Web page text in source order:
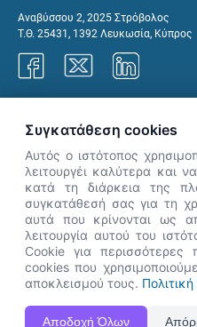
Αναβύσσου 2, 2025 Στρόβολος
Τ.Θ. 25431, 1392 Λευκωσία, Κύπρος
Η Ιστοσελίδα ΑνΑΔ είναι πλήρως συμβατή με
Apple Safari καθώς και Internet Explorer.
👋
Πες
σήμερα.
Συγκατάθεση cookies
Αυτός ο ιστότοπος
λειτουργέι καλύτερα και
κατά τη διάρκεια της
συγκατάθεσή σας για τη
αυτά που κρίνονται ως
λειτουργία αυτού του
Cookie για περισσότερες
cookies που
αποκλεισμού τους.
Αποδοχή Όλων